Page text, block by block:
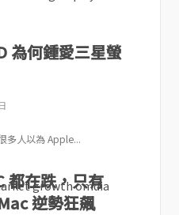
為何鍾愛三星螢
多人以為 Apple...
都在跌，只有
逆勢狂飆